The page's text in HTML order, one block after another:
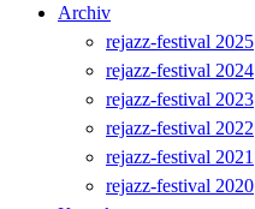
Archiv
rejazz-festival 2025
rejazz-festival 2024
rejazz-festival 2023
rejazz-festival 2022
rejazz-festival 2021
rejazz-festival 2020